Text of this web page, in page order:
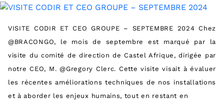
VISITE CODIR ET CEO GROUPE – SEPTEMBRE 2024 Chez
@BRACONGO, le mois de septembre est marqué par la
visite du comité de direction de Castel Afrique, dirigée par
notre CEO, M. @Gregory Clerc. Cette visite visait à évaluer
les récentes améliorations techniques de nos installations
et à aborder les enjeux humains, tout en restant en